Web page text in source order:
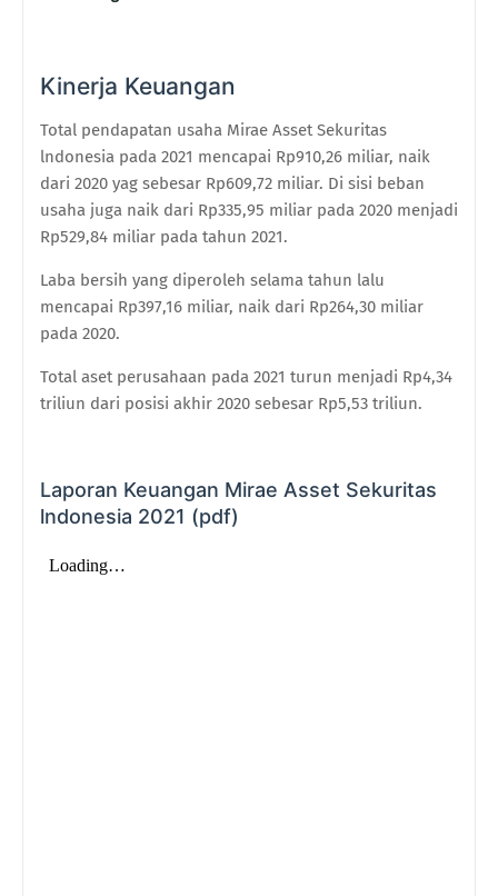
Kinerja Keuangan
Total pendapatan usaha Mirae Asset Sekuritas
lndonesia pada 2021 mencapai Rp910,26 miliar, naik
dari 2020 yag sebesar Rp609,72 miliar. Di sisi beban
usaha juga naik dari Rp335,95 miliar pada 2020 menjadi
Rp529,84 miliar pada tahun 2021.
Laba bersih yang diperoleh selama tahun lalu
mencapai Rp397,16 miliar, naik dari Rp264,30 miliar
pada 2020.
Total aset perusahaan pada 2021 turun menjadi Rp4,34
triliun dari posisi akhir 2020 sebesar Rp5,53 triliun.
Laporan Keuangan Mirae Asset Sekuritas
lndonesia 2021 (pdf)